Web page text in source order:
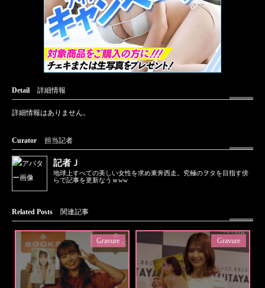
Detail 詳細情報
詳細情報はありません。
Curator 担当記者
記者Ｊ
地球上すべての美しい女性を求め東奔西走。究極のヲタを目指す傍
らで記事を更新なうｗww
Related Posts 関連記事
Gravure Gravure